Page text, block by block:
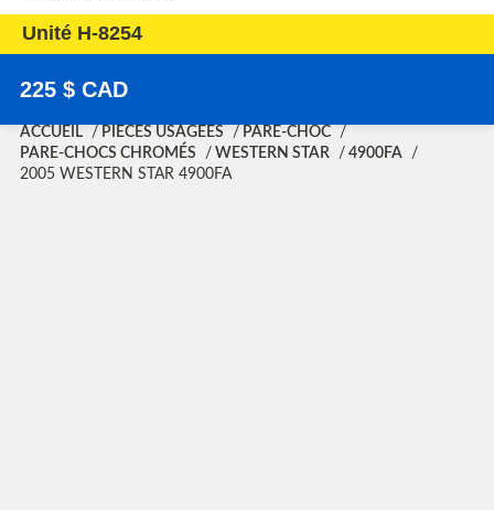
Unité H-8254
225 $ CAD
ACCUEIL PIÈCES USAGÉES
PARE-CHOC
PARE-CHOCS CHROMÉS
WESTERN STAR
4900FA
2005 WESTERN STAR 4900FA